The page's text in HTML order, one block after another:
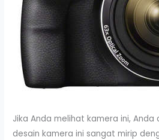
Jika Anda melihat kamera ini,
desain kamera ini sangat mirip